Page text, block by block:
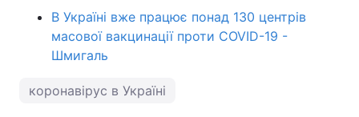
В Україні вже працює понад 130 центрів
масової вакцинації проти COVID-19 -
Шмигаль
коронавірус в Україні